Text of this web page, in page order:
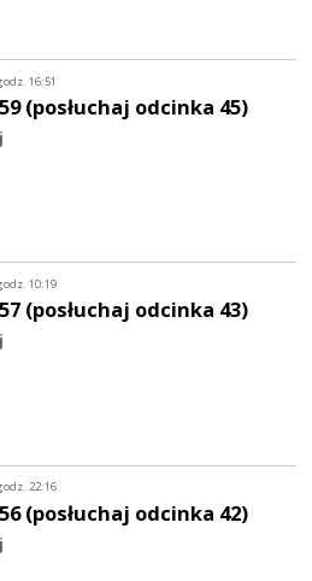
16:51
(posłuchaj odcinka 45)
10:19
(posłuchaj odcinka 43)
22:16
(posłuchaj odcinka 42)